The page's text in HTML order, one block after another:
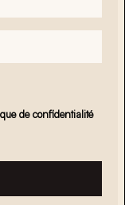
de confidentialité